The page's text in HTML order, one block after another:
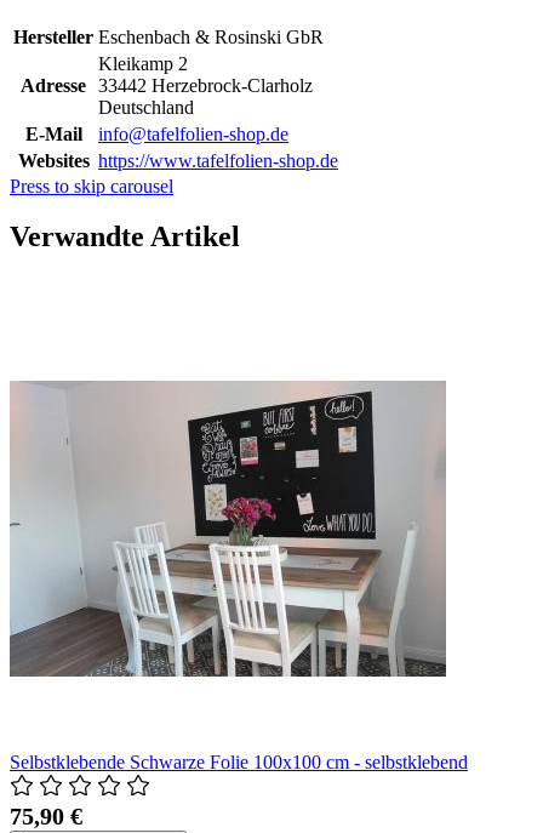
Hersteller Eschenbach & Rosinski GbR
Adresse
Kleikamp 2
33442 Herzebrock-Clarholz
Deutschland
E-Mail
info@tafelfolien-shop.de
Websites https://www.tafelfolien-shop.de
Press to skip carousel
Verwandte Artikel
Selbstklebende Schwarze Folie 100x100 cm - selbstklebend
75,90 €